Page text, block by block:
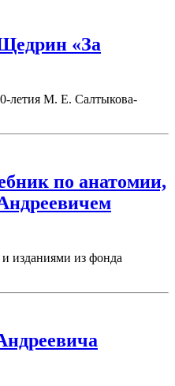
«За
летия М. Е. Салтыкова-
по анатомии,
изданиями из фонда